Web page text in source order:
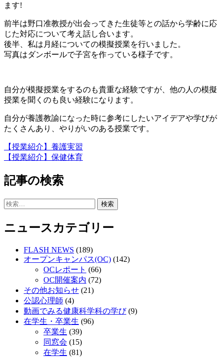
ます!
前半は野口准教授が出会ってきた生徒等との話から学齢に応
じた対応について考え話し合います。
後半、私は月経についての模擬授業を行いました。
写真はダンボールで子宮を作っている様子です。
自分が模擬授業をするのも貴重な経験ですが、他の人の模擬
授業を聞くのも良い経験になります。
自分が養護教諭になった時に参考にしたいアイデアや学びが
たくさんあり、やりがいのある授業です。
投
稿
ナ
ビ
ゲ
ー
【授業紹介】養護実習
【授業紹介】保健体育
記事の検索
検
ニュースカテゴリー
FLASH NEWS (189)
オープンキャンパス(OC) (142)
OCレポート (66)
OC開催案内 (72)
その他お知らせ (21)
公認心理師 (4)
動画でみる健康科学科の学び(9)
在学生・卒業生 (96)
卒業生 (39)
同窓会 (15)
在学生 (81)